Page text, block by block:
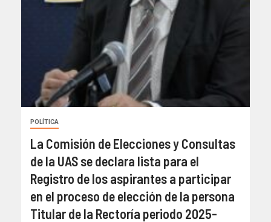
POLÍTICA
La Comisión de Elecciones y Consultas
de la UAS se declara lista para el
Registro de los aspirantes a participar
en el proceso de elección de la persona
Titular de la Rectoría periodo 2025-